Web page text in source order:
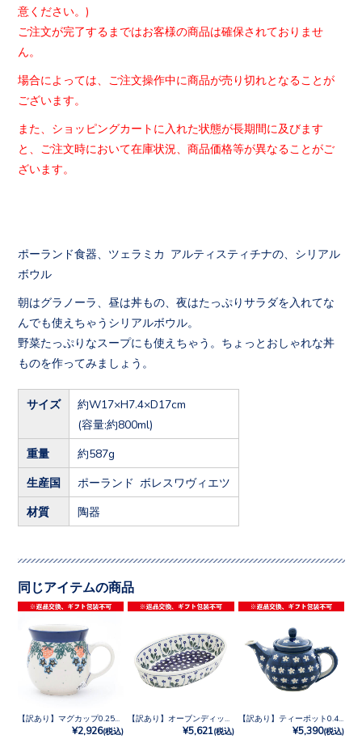
意ください。)
ご注文が完了するまではお客様の商品は確保されておりませ
ん。
場合によっては、
ご注文操作中に商品が売り切れとなることが
ございます。
また、ショッピングカートに入れた状態が長期間に及びます
と、
ご注文時において在庫状況、 商品価格等が異なることがご
ざいます。
ポーランド食器、ツェラミカ アルティスティチナの、シリアル
ボウル
朝はグラノーラ、昼は丼もの、夜はたっぷりサラダを入れてな
んでも使えちゃうシリアルボウル。
野菜たっぷりなスープにも使えちゃう。ちょっとおしゃれな丼
ものを作ってみましょう。
サイズ
約W17×H7.4×D17cm
(容量:約800ml)
重量 約587g
生産国 ポーランド ボレスワヴィエツ
材質 陶器
同じアイテムの商品
【訳あり】マグカップ0.25L No.721X
¥2,926(税込) ¥5,621 (税込) ¥5,390(税込)